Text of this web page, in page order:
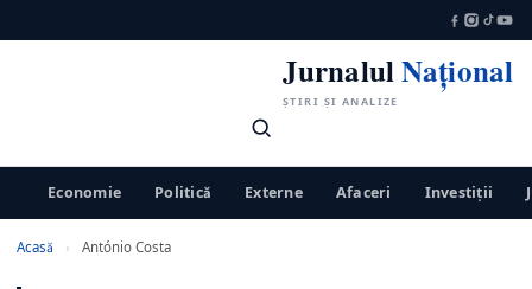
JurnalulNațional
ȘTIRI ȘI ANALIZE
Economie Politică Externe Afaceri Investiții
Acasă › António Costa